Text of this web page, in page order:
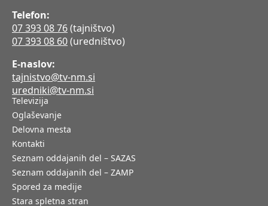
Telefon:
07 393 08 76(tajništvo)
07 393 08 60(uredništvo)
E-naslov:
tajnistvo@tv-nm.si
uredniki@tv-nm.si
Televizija
Oglaševanje
Delovna mesta
Kontakti
Seznam oddajanih del – SAZAS
Seznam oddajanih del – ZAMP
Spored za medije
Stara spletna stran